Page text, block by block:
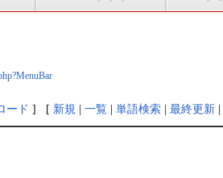
ード ] [ 新規 | 一覧 | 単語検索 | 最終更新 |